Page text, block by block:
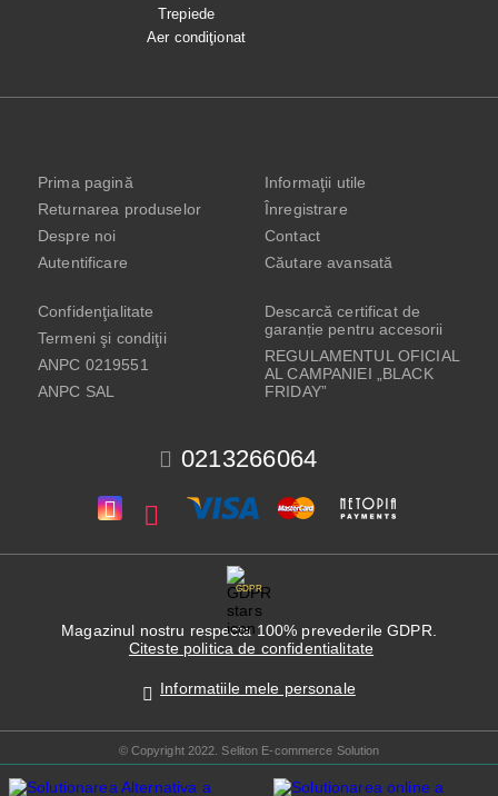
Trepiede
Aer condiţionat
0213266064
Prima pagină
Returnarea produselor
Despre noi
Autentificare
Informaţii utile
Înregistrare
Contact
Căutare avansată
Confidenţialitate
Termeni şi condiţii
ANPC 0219551
ANPC SAL
Descarcă certificat de
garanție pentru accesorii
REGULAMENTUL OFICIAL
AL CAMPANIEI „BLACK
FRIDAY”
GDPR
Magazinul nostru respecta 100% prevederile GDPR.
Citeste politica de confidentialitate
Informatiile mele personale
© Copyright 2022. Seliton E-commerce Solution